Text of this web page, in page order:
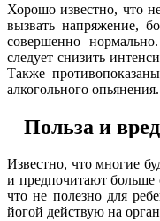
Хорошо известно, что
вызвать напряжение,
совершенно
следует снизить
Также
алкогольного опьянения.
Польза и
Известно, что многие
и предпочитают больше
что не полезно для
йогой действую на